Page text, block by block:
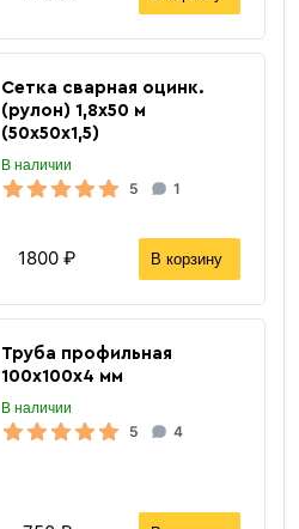
Сетка сварная оцинк.
(рулон) 1,8х50 м
(50х50х1,5)
В наличии
5 1
1800 ₽ В корзину
Труба профильная
100х100х4 мм
В наличии
5 4